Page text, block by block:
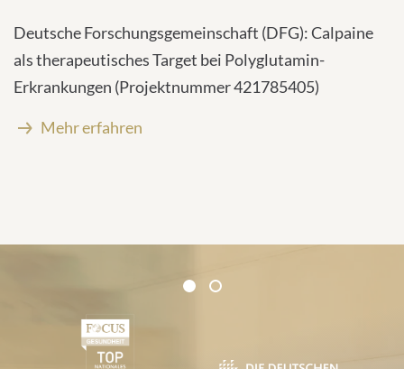
Deutsche Forschungsgemeinschaft (DFG): Calpaine
als therapeutisches Target bei Polyglutamin-
Erkrankungen (Projektnummer 421785405)
Mehr erfahren
Zertifikate und Verbände
1 2